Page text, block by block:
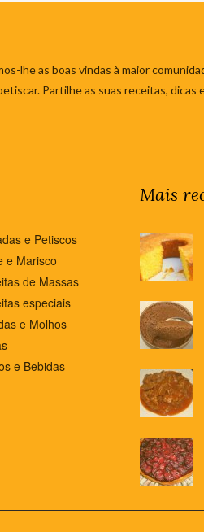
lhe as boas vindas à maior
Partilhe as suas receitas,
e Petiscos
e Marisco
de Massas
especiais
e Molhos
e Bebidas
Mais